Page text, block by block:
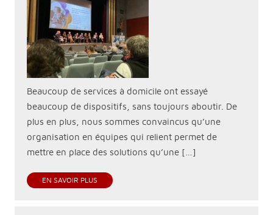
Beaucoup de services à domicile ont essayé
beaucoup de dispositifs, sans toujours aboutir. De
plus en plus, nous sommes convaincus qu’une
organisation en équipes qui relient permet de
mettre en place des solutions qu’une […]
EN SAVOIR PLUS